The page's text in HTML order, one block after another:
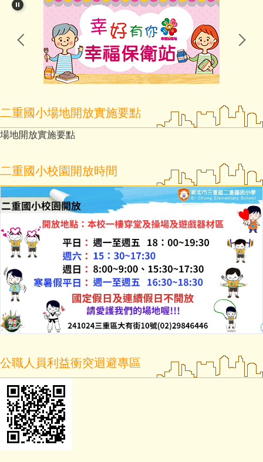
二重國小場地開放實施要點
場地開放實施要點
二重國小校園開放時間
公職人員利益衝突迴避專區